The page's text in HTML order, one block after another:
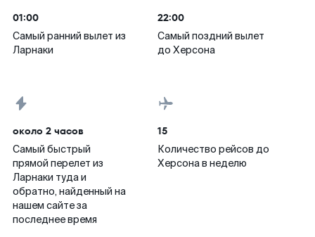
01:00
Самый ранний вылет из
Ларнаки
22:00
Самый поздний вылет
до Херсона
около 2 часов
Самый быстрый
прямой перелет из
Ларнаки туда и
обратно, найденный на
нашем сайте за
последнее время
15
Количество рейсов до
Херсона в неделю